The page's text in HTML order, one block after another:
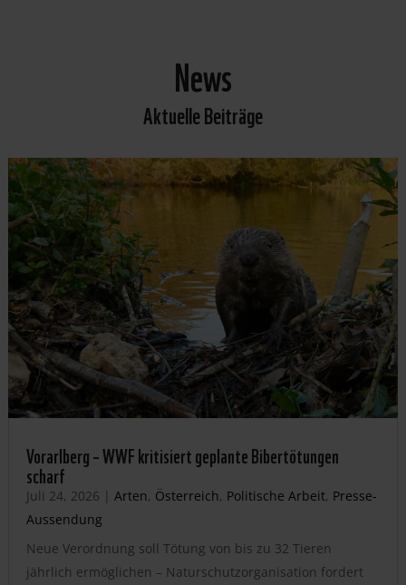
News
Aktuelle Beiträge
Vorarlberg – WWF kritisiert geplante Bibertötungen
scharf
Juli 24, 2026 | Arten, Österreich, Politische Arbeit, Presse-
Aussendung
Neue Verordnung soll Tötung von bis zu 32 Tieren
jährlich ermöglichen – Naturschutzorganisation fordert